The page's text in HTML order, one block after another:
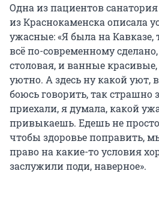
Одна из пациентов
из Краснокаменска описала
ужасные: «Я была на Кавказе,
всё по-современному
столовая, и ванные красивые,
уютно. А здесь ну какой уют,
боюсь говорить, так страшно
приехали, я думала, какой
привыкаешь. Едешь не просто
чтобы здоровье поправить,
право на какие-то условия
заслужили поди, наверное».